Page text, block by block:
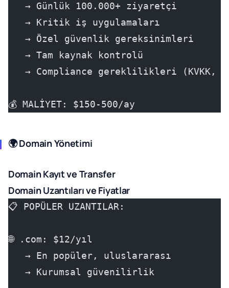
   → Günlük 100.000+ ziyaretçi
   → Kritik iş uygulamaları
   → Özel güvenlik gereksinimleri
   → Tam kaynak kontrolü
→ Compliance gereklilikleri (KVKK,
💰 MALİYET: $150-500/ay
🌍 Domain Yönetimi
Domain Kayıt ve Transfer
Domain Uzantıları ve Fiyatlar
📋 POPÜLER UZANTILAR:
🌐 .com: $12/yıl
   → En popüler, uluslararası
   → Kurumsal güvenilirlik